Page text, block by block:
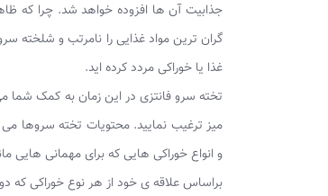
جذابیت آن ها افزوده خواهد شد. چرا که
گران ترین مواد غذایی را نامرتب و شلخته
غذا یا خوراکی مردد کرده اید.
تخته سرو فانتزی در این زمان به کمک شما
میز ترغیب نمایید. محتویات تخته سروها می
و انواع خوراکی هایی که برای مهمانی هایی
براساس علاقه ی خود از هر نوع خوراکی که